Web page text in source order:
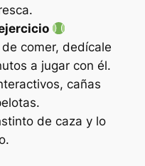
comer, dedícale
a jugar con él.
cañas
de caza y lo